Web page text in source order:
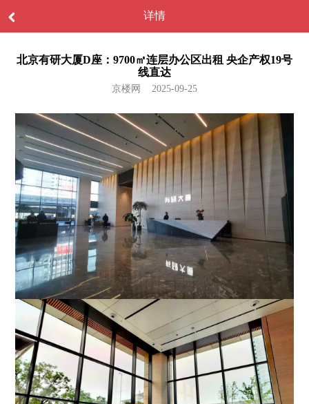
详情
北京有研大厦D座：9700㎡连层办公区出租 央企产权19号
线直达
京楼网 2025-09-25